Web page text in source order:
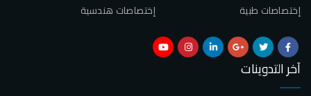
إختصاصات هندسية
إختصاصات طبية
آخر التدوينات